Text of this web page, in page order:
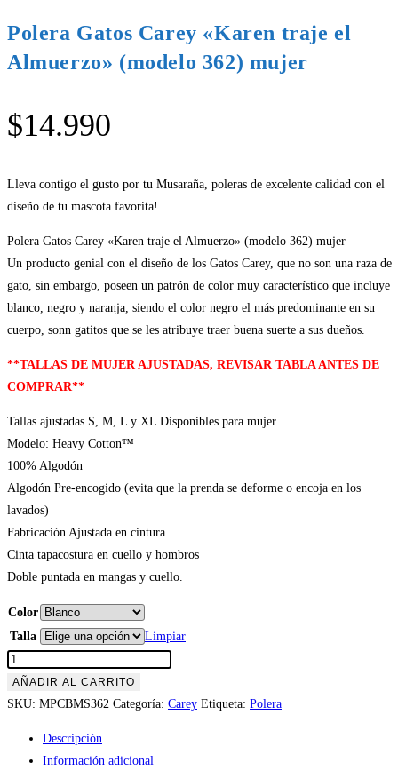
Polera Gatos Carey «Karen traje el
Almuerzo» (modelo 362) mujer
$14.990
Lleva contigo el gusto por tu Musaraña, poleras de excelente calidad con el
diseño de tu mascota favorita!
Polera Gatos Carey «Karen traje el Almuerzo» (modelo 362) mujer
Un producto genial con el diseño de los Gatos Carey, que no son una raza de
gato, sin embargo, poseen un patrón de color muy característico que incluye
blanco, negro y naranja, siendo el color negro el más predominante en su
cuerpo, sonn gatitos que se les atribuye traer buena suerte a sus dueños.
**TALLAS DE MUJER AJUSTADAS, REVISAR TABLA ANTES DE
COMPRAR**
Tallas ajustadas S, M, L y XL Disponibles para mujer
Modelo: Heavy Cotton™
100% Algodón
Algodón Pre-encogido (evita que la prenda se deforme o encoja en los
lavados)
Fabricación Ajustada en cintura
Cinta tapacostura en cuello y hombros
Doble puntada en mangas y cuello.
Color
Talla
Limpiar
Polera
Gatos
Carey
AÑADIR AL CARRITO
SKU: MPCBMS362 Categoría: Carey Etiqueta: Polera
Descripción
Información adicional